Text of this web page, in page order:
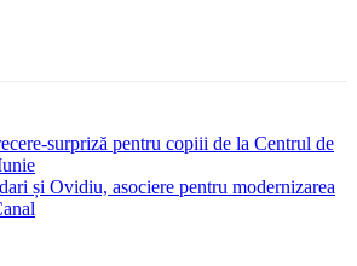
surpriză pentru copiii de la Centrul de
și Ovidiu, asociere pentru modernizarea